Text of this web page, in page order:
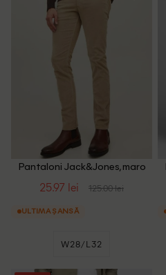
Pantaloni Jack&Jones, maro
25.97 lei 125.00 lei
ULTIMA ȘANSĂ
W28/L32